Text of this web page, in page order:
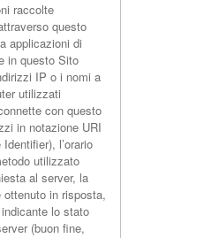
raccolte
questo
applicazioni di
in questo Sito
IP o i nomi a
utilizzati
con questo
in notazione URI
l’orario
utilizzato
al server, la
in risposta,
lo stato
(buon fine,